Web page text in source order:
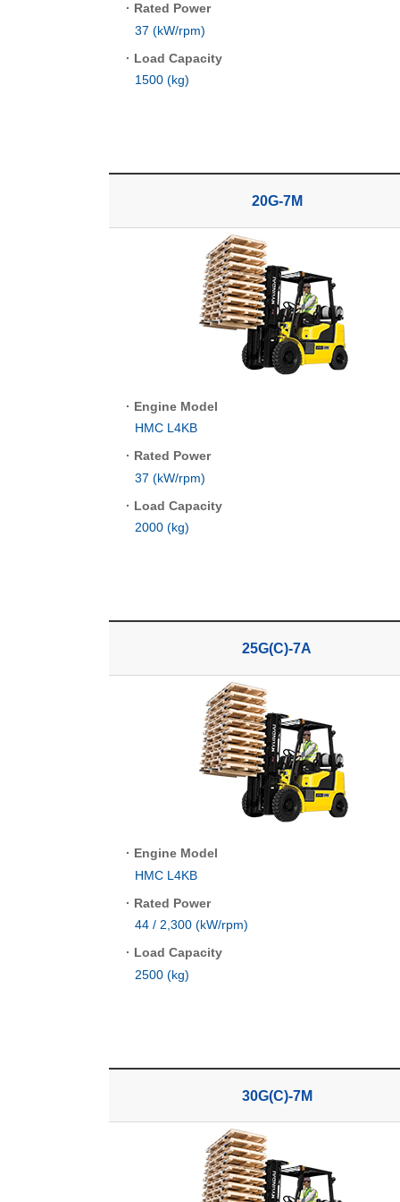
· Rated Power
37 (kW/rpm)
· Load Capacity
1500 (kg)
20G-7M
· Engine Model
HMC L4KB
· Rated Power
37 (kW/rpm)
· Load Capacity
2000 (kg)
25G(C)-7A
· Engine Model
HMC L4KB
· Rated Power
44 / 2,300 (kW/rpm)
· Load Capacity
2500 (kg)
30G(C)-7M